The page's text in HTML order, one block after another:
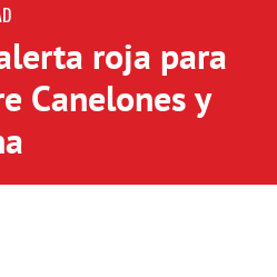
roja para
Canelones y